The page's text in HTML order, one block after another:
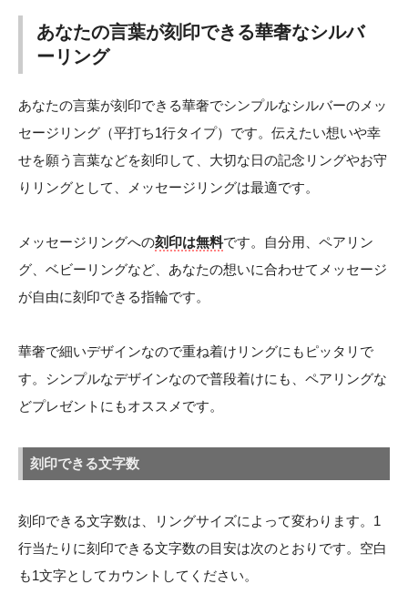
あなたの言葉が刻印できる華奢なシルバ
ーリング
あなたの言葉が刻印できる華奢でシンプルなシルバーのメッ
セージリング（平打ち1行タイプ）です。伝えたい想いや幸
せを願う言葉などを刻印して、大切な日の記念リングやお守
りリングとして、メッセージリングは最適です。
メッセージリングへの刻印は無料です。自分用、ペアリン
グ、ベビーリングなど、あなたの想いに合わせてメッセージ
が自由に刻印できる指輪です。
華奢で細いデザインなので重ね着けリングにもピッタリで
す。シンプルなデザインなので普段着けにも、ペアリングな
どプレゼントにもオススメです。
刻印できる文字数
刻印できる文字数は、リングサイズによって変わります。1
行当たりに刻印できる文字数の目安は次のとおりです。空白
も1文字としてカウントしてください。